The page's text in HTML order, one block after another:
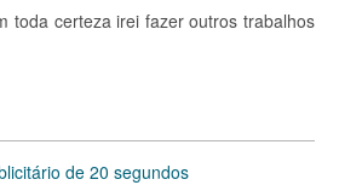
toda certeza irei fazer outros trabalhos
de 20 segundos